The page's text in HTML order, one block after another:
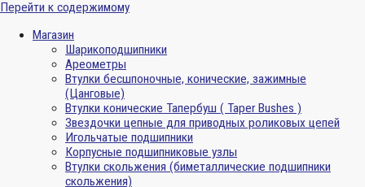
Перейти к содержимому
Магазин
Шарикоподшипники
Ареометры
Втулки бесшпоночные, конические, зажимные
(Цанговые)
Втулки конические Тапербуш ( Taper Bushes )
Звездочки цепные для приводных роликовых цепей
Игольчатые подшипники
Корпусные подшипниковые узлы
Втулки скольжения (биметаллические подшипники
скольжения)